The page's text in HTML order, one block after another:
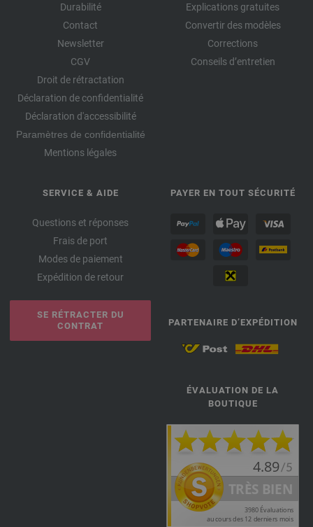
Durabilité
Contact
Newsletter
CGV
Droit de rétractation
Déclaration de confidentialité
Déclaration d'accessibilité
Paramètres de confidentialité
Mentions légales
Explications gratuites
Convertir des modèles
Corrections
Conseils d’entretien
SERVICE & AIDE
Questions et réponses
Frais de port
Modes de paiement
Expédition de retour
SE RÉTRACTER DU
CONTRAT
PAYER EN TOUT SÉCURITÉ
PARTENAIRE D’EXPÉDITION
ÉVALUATION DE LA
BOUTIQUE